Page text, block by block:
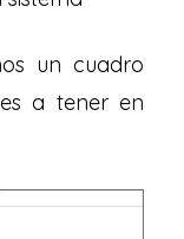
un cuadro
a tener en